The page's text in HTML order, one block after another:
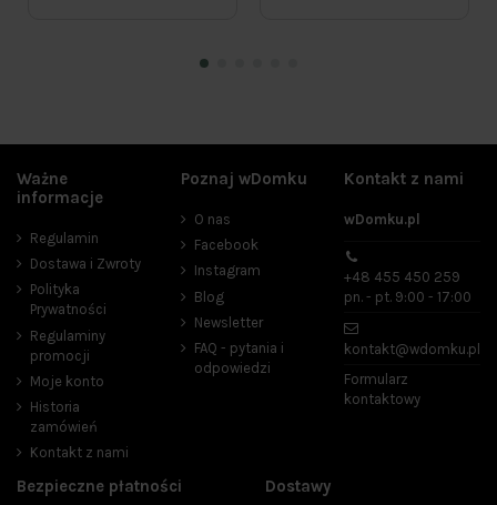
Cena
zł
ćmom
karaluchom
molom
mrówkom
2
Ważne
informacje
Regulamin
Dostawa i Zwroty
Polityka
Prywatności
Regulaminy
promocji
Moje konto
Historia
zamówień
Kontakt z nami
Poznaj wDomku
O nas
Facebook
Instagram
Blog
Newsletter
FAQ - pytania i
odpowiedzi
Kontakt z nami
wDomku.pl
+48 455 450 259
pn. - pt. 9:00 - 17:00
kontakt@wdomku.pl
Formularz
kontaktowy
Bezpieczne płatności Dostawy